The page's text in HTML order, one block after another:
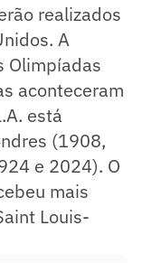
realizados
A
Olimpíadas
aconteceram
está
(1908,
e 2024). O
mais
Louis-